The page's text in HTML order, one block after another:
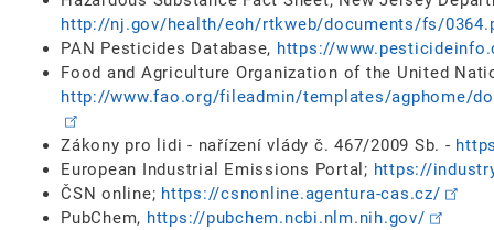
http://nj.gov/health/eoh/rtkweb/documents/fs/
PAN Pesticides Database, https://
Food and Agriculture Organization of the United
http://www.fao.org/fileadmin/templates/agphome/
Zákony pro lidi - nařízení vlády č. 467/2009 Sb. -
European Industrial Emissions Portal; https://
ČSN online; https://csnonline.agentura-cas.cz/
PubChem, https://pubchem.ncbi.nlm.nih.gov/